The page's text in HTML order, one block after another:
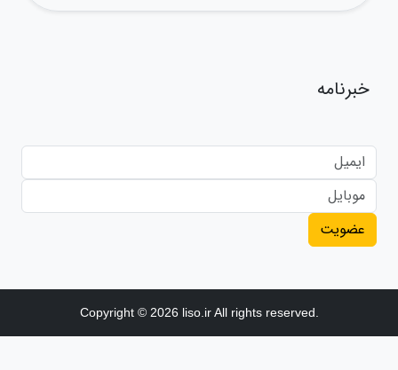
خبرنامه
عضویت
Copyright © 2026 liso.ir All rights reserved.